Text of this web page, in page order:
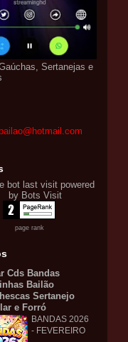
Sertanejas e
page rank
Cds Bandas
Bailão
Sertanejo
e Forró
BANDAS 2026
- FEVEREIRO